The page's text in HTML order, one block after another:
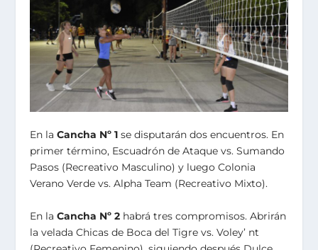
En laCancha Nº 1 se disputarán dos encuentros. En
primer término, Escuadrón de Ataque vs. Sumando
Pasos (Recreativo Masculino) y luego Colonia
Verano Verde vs. Alpha Team (Recreativo Mixto).
En laCancha Nº 2 habrá tres compromisos. Abrirán
la velada Chicas de Boca del Tigre vs. Voley’ nt